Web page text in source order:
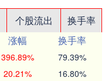
个股流出
换手率
涨幅
换手率
396.89% 79.39%
20.21% 16.80%